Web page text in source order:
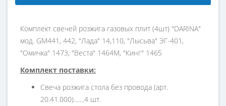
Комплект свечей розжига газовых плит (4шт) "DARINA"
мод. GM441, 442, "Лада" 14,110, "Лысьва" ЭГ-401,
"Омичка" 1473, "Веста" 1464М, "Кинг" 1465
Комплект поставки:
Свеча розжига стола без провода (арт.
20.41.000).......4 шт.